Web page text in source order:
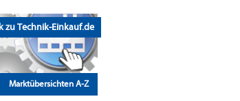
zu Technik-Einkauf.de
Marktübersichten A-Z